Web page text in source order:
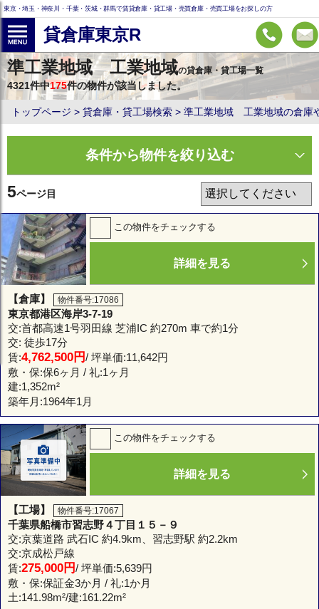
東京・埼玉・神奈川・千葉・茨城・群馬で賃貸倉庫・貸工場・売買倉庫・売買工場をお探しの方
貸倉庫東京R
準工業地域 工業地域の貸倉庫・貸工場一覧
4321件中175件の物件が該当しました。
トップページ 貸倉庫・貸工場検索 準工業地域 工業地域の倉庫
条件から物件を絞り込む
5ページ目
この物件をチェックする
詳細を見る
【倉庫】 物件番号:17086
東京都港区海岸3-7-19
交:首都高速1号羽田線 芝浦IC 約270m 車で約1分
交: 徒歩17分
賃:4,762,500円/ 坪単価:11,642円
敷・保:保6ヶ月 / 礼:1ヶ月
建:1,352m²
築年月:1964年1月
この物件をチェックする
詳細を見る
【工場】 物件番号:17067
千葉県船橋市習志野４丁目１５－９
交:京葉道路 武石IC 約4.9km、習志野駅 約2.2km
交:京成松戸線
賃:275,000円/ 坪単価:5,639円
敷・保:保証金3か月 / 礼:1か月
土:141.98m²/建:161.22m²